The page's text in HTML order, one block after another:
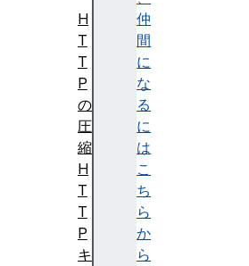
仲
間
に
な
る
に
は
こ
ち
ら
か
ら
H
T
T
P
の
圧
縮
H
T
T
P
キ